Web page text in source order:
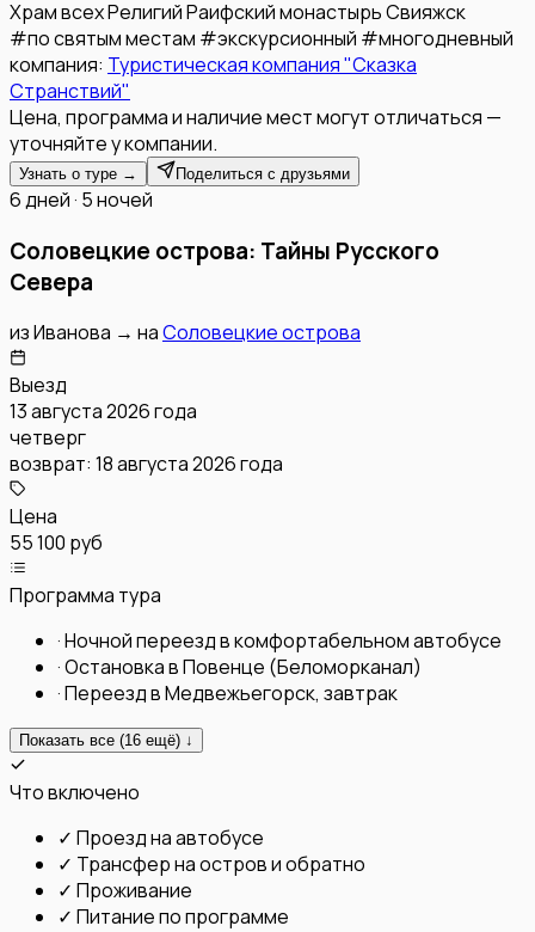
Храм всех РелигийРаифский монастырьСвияжск
#по святым местам #экскурсионный #многодневный
компания: Туристическая компания "Сказка
Странствий"
Цена, программа и наличие мест могут отличаться —
уточняйте у компании.
Узнать о туре → Поделиться с друзьями
6 дней · 5 ночей
Соловецкие острова: Тайны Русского
Севера
изИванова → наСоловецкие острова
Выезд
13 августа 2026 года
четверг
возврат: 18 августа 2026 года
Цена
55 100 руб
Программа тура
·Ночной переезд в комфортабельном автобусе
·Остановка в Повенце (Беломорканал)
·Переезд в Медвежьегорск, завтрак
Показать все (16 ещё) ↓
Что включено
✓ Проезд на автобусе
✓ Трансфер на остров и обратно
✓ Проживание
✓ Питание по программе